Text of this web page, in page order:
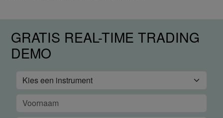
GRATIS REAL-TIME TRADING
DEMO